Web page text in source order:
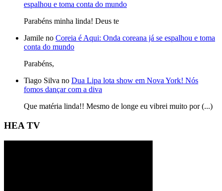
espalhou e toma conta do mundo
Parabéns minha linda! Deus te
Jamile no Coreia é Aqui: Onda coreana já se espalhou e toma
conta do mundo
Parabéns,
Tiago Silva no Dua Lipa lota show em Nova York! Nós
fomos dançar com a diva
Que matéria linda!! Mesmo de longe eu vibrei muito por (...)
HEA TV